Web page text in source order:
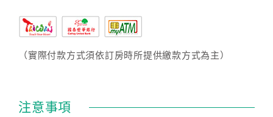
（實際付款方式須依訂房時所提供繳款方式為主）
注意事項